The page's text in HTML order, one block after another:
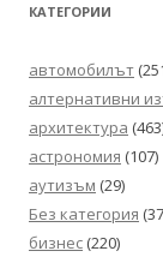
КАТЕГОРИИ
автомобилът
алтернативни
архитектура
астрономия (107)
аутизъм (29)
Без категория
бизнес (220)